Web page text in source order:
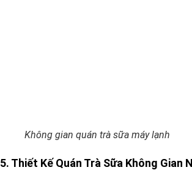
Không gian quán trà sữa máy lạnh
5. Thiết Kế Quán Trà Sữa Không Gian